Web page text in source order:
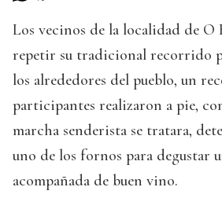
Los vecinos de la localidad de
repetir su tradicional recorrido
los alrededores del pueblo, un
participantes realizaron a pie,
marcha senderista se tratara,
uno de los fornos para degustar
acompañada de buen vino.